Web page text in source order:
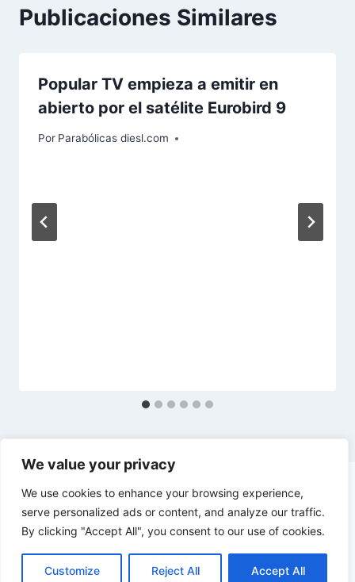
We value your privacy
We use cookies to enhance your browsing experience,
serve personalized ads or content, and analyze our traffic.
By clicking "Accept All", you consent to our use of cookies.
Customize Reject All Accept All
n
Publicaciones Similares
Popular TV empieza a emitir en
abierto por el satélite Eurobird 9
Por Parabólicas diesl.com
© 2026 diesl.com - Tema para WordPress por
Kadence WP